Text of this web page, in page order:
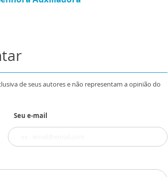
de seus autores e não representam a opinião do
Seu e-mail